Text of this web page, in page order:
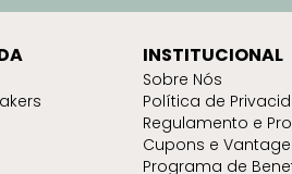
INSTITUCIONAL
Sobre Nós
Política de
Regulamento e
Cupons e
Programa de